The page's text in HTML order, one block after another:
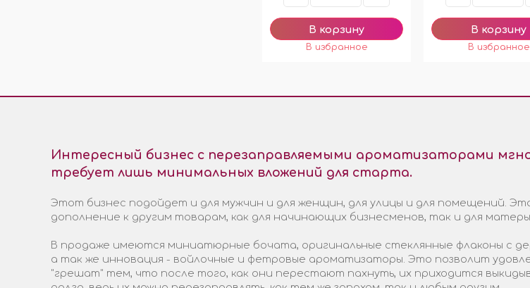
Интересный бизнес с перезаправляемыми ароматизаторами
требует лишь минимальных вложений для старта.
Этот бизнес подойдет и для мужчин и для женщин, для улицы и для помещений.
дополнение к другим товарам, как для начинающих бизнесменов, так и для
В продаже имеются миниатюрные бочата, оригинальные стеклянные флаконы с
а так же инновация - войлочные и фетровые ароматизаторы. Это позволит
"грешат" тем, что после того, как они перестают пахнуть, их приходится